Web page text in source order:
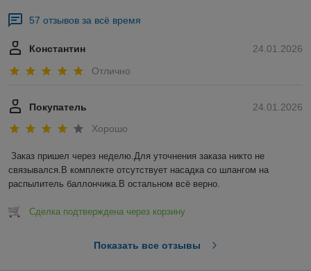
57 отзывов за всё время
24.01.2026
Константин
Отлично
24.01.2026
Покупатель
Хорошо
Заказ пришел через неделю.Для уточнения заказа никто не
связывался.В комплекте отсутствует насадка со шлангом на
распылитель баллончика.В остальном всё верно.
Сделка подтверждена через корзину
Показать все отзывы